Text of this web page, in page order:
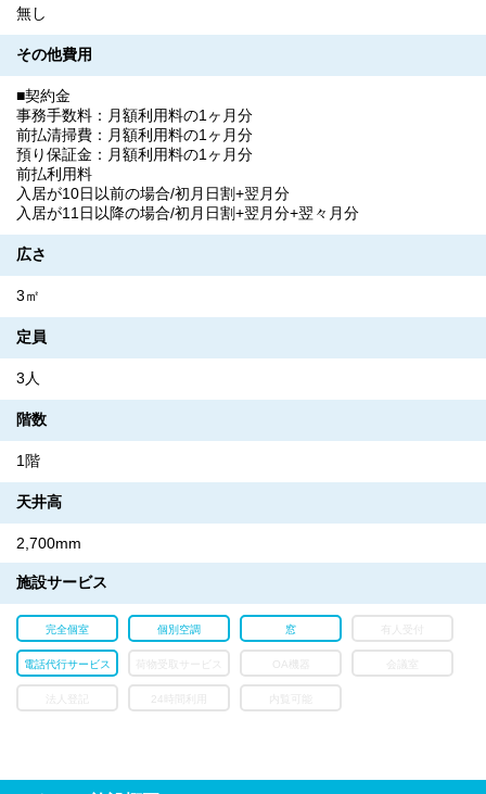
無し
その他費用
■契約金
事務手数料：月額利用料の1ヶ月分
前払清掃費：月額利用料の1ヶ月分
預り保証金：月額利用料の1ヶ月分
前払利用料
入居が10日以前の場合/初月日割+翌月分
入居が11日以降の場合/初月日割+翌月分+翌々月分
広さ
3㎡
定員
3人
階数
1階
天井高
2,700mm
施設サービス
完全個室 個別空調 窓
電話代行サービス OA機器
24時間利用